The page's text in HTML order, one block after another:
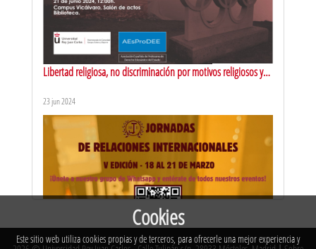
Protección de datos para PYMES: ¿Por qué debe interesarme la
protección de datos?
Libertad religiosa, no discriminación por motivos religiosos y
23 jun 2024
Cookies
Este sitio web utiliza cookies propias y de terceros, para ofrecerle una mejor experiencia y